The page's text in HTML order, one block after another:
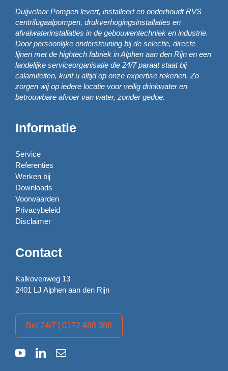
Duijvelaar Pompen levert, installeert en onderhoudt RVS
centrifugaalpompen, drukverhogingsinstallaties en
afvalwaterinstallaties in de gebouwentechniek en industrie.
Door persoonlijke ondersteuning bij de selectie, directe
lijnen met de hightech fabriek in Alphen aan den Rijn en een
landelijke serviceorganisatie die 24/7 paraat staat bij
calamiteiten, kunt u altijd op onze expertise rekenen. Zo
zorgen wij op iedere locatie voor veilig drinkwater en
betrouwbare afvoer van water, zonder gedoe.
Informatie
Service
Referenties
Werken bij
Downloads
Voorwaarden
Privacybeleid
Disclaimer
Contact
Kalkovenweg 13
2401 LJ Alphen aan den Rijn
Bel 24/7 | 0172 488 388